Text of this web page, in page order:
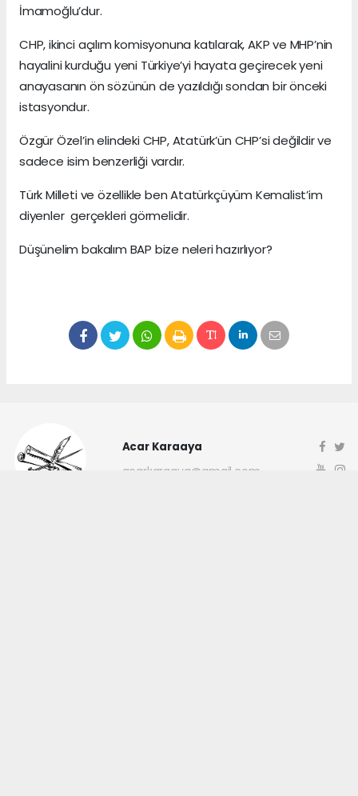
İmamoğlu’dur.
CHP, ikinci açılım komisyonuna katılarak, AKP ve MHP’nin
hayalini kurduğu yeni Türkiye’yi hayata geçirecek yeni
anayasanın ön sözünün de yazıldığı sondan bir önceki
istasyondur.
Özgür Özel’in elindeki CHP, Atatürk’ün CHP’si değildir ve
sadece isim benzerliği vardır.
Türk Milleti ve özellikle ben Atatürkçüyüm Kemalist’im
diyenler gerçekleri görmelidir.
Düşünelim bakalım BAP bize neleri hazırlıyor?
Acar Karaaya
acarkaraaya@gmail.com